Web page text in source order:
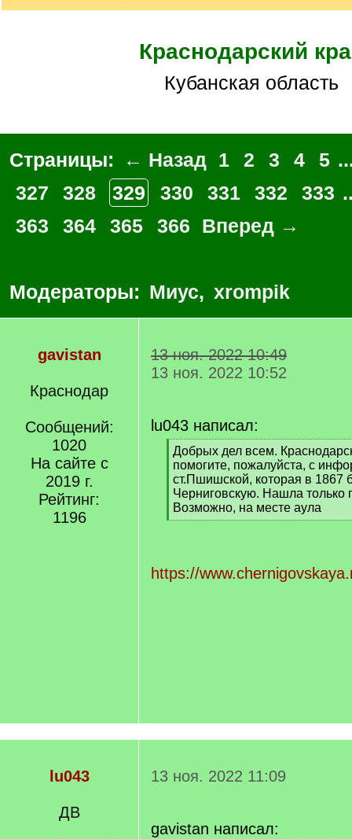
Краснодарский
Кубанская область
Страницы: ← Назад 1 2 3 4 5
327
328 329 330 331 332 333
363
364 365 366 Вперед →
Модераторы: Миус, xrompik
gavistan
Краснодар
Сообщений:
1020
На сайте с
2019 г.
Рейтинг:
1196
13 ноя. 2022 10:49
13 ноя. 2022 10:52
lu043 написал:
[
q
]
Добрых дел всем.
помогите, пожалуйста, с
ст.Пшишской, которая в 1867
Черниговскую. Нашла только
Возможно, на месте аула
[
https://
lu043
ДВ
13 ноя. 2022 11:09
gavistan написал: